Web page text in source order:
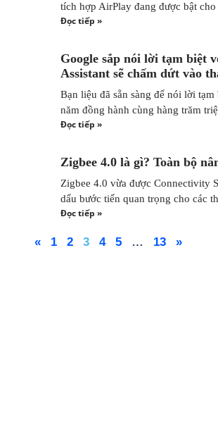
tích hợp AirPlay đang được bật cho
Đọc tiếp »
Google sắp nói lời tạm biệt
Assistant sẽ chấm dứt vào
Bạn liệu đã sẵn sàng để nói lời
năm đồng hành cùng hàng trăm
Đọc tiếp »
Zigbee 4.0 là gì? Toàn bộ
Zigbee 4.0 vừa được Connectivity
dấu bước tiến quan trọng cho các
Đọc tiếp »
« 1 2 3 4 5 … 13 »